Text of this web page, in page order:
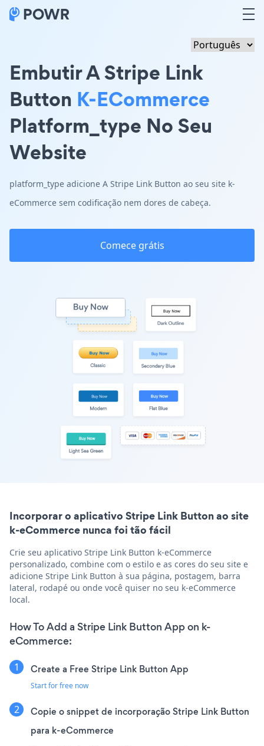
Embutir A Stripe Link
Button K-ECommerce
Platform_type No Seu
Website
platform_type adicione A Stripe Link Button ao seu site k-
eCommerce sem codificação nem dores de cabeça.
Comece grátis
Incorporar o aplicativo Stripe Link Button ao site
k-eCommerce nunca foi tão fácil
Crie seu aplicativo Stripe Link Button k-eCommerce
personalizado, combine com o estilo e as cores do seu site e
adicione Stripe Link Button à sua página, postagem, barra
lateral, rodapé ou onde você quiser no seu k-eCommerce
local.
How To Add a Stripe Link Button App on k-
eCommerce:
Create a Free Stripe Link Button App
Start for free now
Copie o snippet de incorporação Stripe Link Button
para k-eCommerce